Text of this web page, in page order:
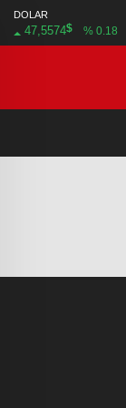
DOLAR
47,5574$ % 0.18